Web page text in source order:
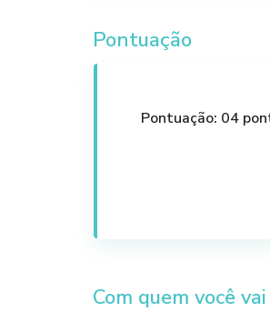
Conteúdo
Pontuação
Pontuação: 04
Com quem você